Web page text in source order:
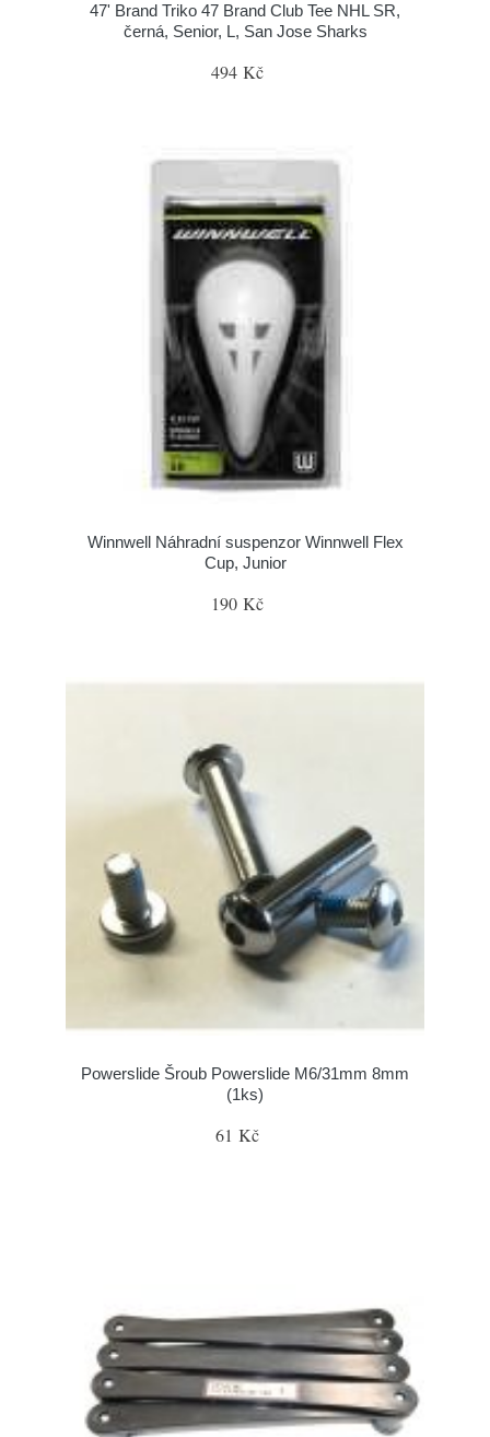
47' Brand Triko 47 Brand Club Tee NHL SR,
černá, Senior, L, San Jose Sharks
494 Kč
Winnwell Náhradní suspenzor Winnwell Flex
Cup, Junior
190 Kč
Powerslide Šroub Powerslide M6/31mm 8mm
(1ks)
61 Kč